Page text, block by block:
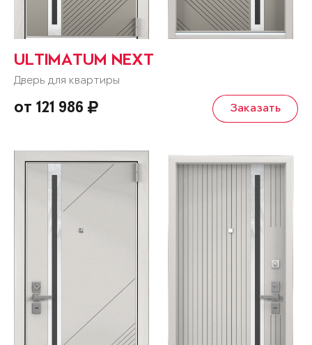
ULTIMATUM NEXT
Дверь для квартиры
от 121 986 Заказать